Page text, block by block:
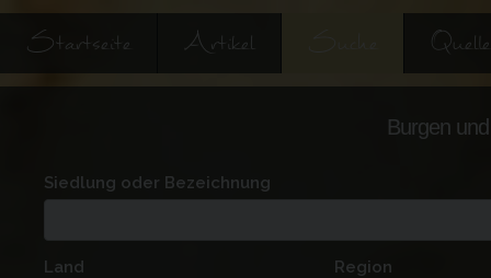
Startseite Artikel
Burgen
Siedlung oder Bezeichnung
Land
Region